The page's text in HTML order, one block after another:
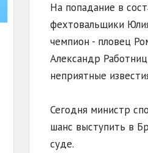
На попадание в
фехтовальщики
чемпион - пловец
Александр
неприятные
Сегодня министр
шанс выступить в
суде.